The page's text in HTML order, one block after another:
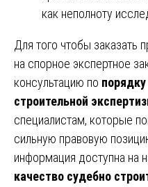
как неполноту
Для того чтобы заказать
на спорное экспертное
консультацию по
строительной
специалистам, которые
сильную правовую
информация доступна на
качество судебно